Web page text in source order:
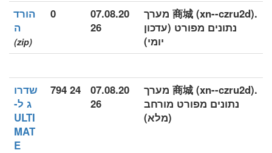
.商城 (xn--czru2d) מערך
נתונים מפורט (עדכון
יומי)
07.08.20
26
0
הורד
ה
(zip)
.商城 (xn--czru2d) מערך
נתונים מפורט מורחב
(מלא)
07.08.20
26
24 794
שדרו
ג ל-
ULTI
MAT
E